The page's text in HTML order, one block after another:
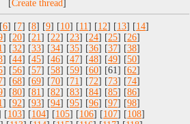
[ ]
6] [7] [8] [9] [10] [11 ] [12] [13] [14]
] [20] [21 ] [22] [23] [24] [25] [26]
] [32] [33] [34] [35] [36] [37] [38]
] [44] [45] [46] [47] [48] [49] [50]
] [56] [57] [58] [59] [60] [61] [62]
] [68] [69] [70] [71 ] [72] [73] [74]
] [80] [81 ] [82] [83] [84] [85] [86]
] [92] [93] [94] [95] [96] [97] [98]
[103] [104] [105] [106] [107] [108]